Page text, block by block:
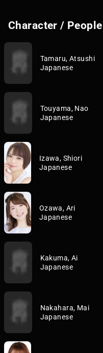
Character / People
Tamaru, Atsushi
Japanese
Touyama, Nao
Japanese
Izawa, Shiori
Japanese
Ozawa, Ari
Japanese
Kakuma, Ai
Japanese
Nakahara, Mai
Japanese